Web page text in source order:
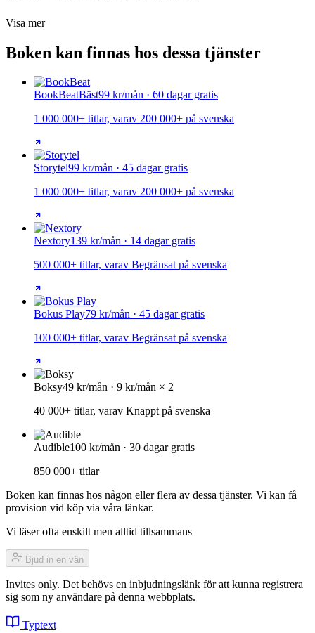
Visa mer
Boken kan finnas hos dessa tjänster
BookBeatBäst99 kr/mån · 60 dagar gratis
1 000 000+ titlar, varav 200 000+ på svenska
Storytel99 kr/mån · 45 dagar gratis
1 000 000+ titlar, varav 200 000+ på svenska
Nextory139 kr/mån · 14 dagar gratis
500 000+ titlar, varav Begränsat på svenska
Bokus Play79 kr/mån · 45 dagar gratis
100 000+ titlar, varav Begränsat på svenska
Boksy49 kr/mån · 9 kr/mån × 2
40 000+ titlar, varav Knappt på svenska
Audible100 kr/mån · 30 dagar gratis
850 000+ titlar
Boken kan finnas hos någon eller flera av dessa tjänster. Vi kan få
provision vid köp via våra länkar.
Vi läser ofta enskilt men alltid tillsammans
Bjud in en vän
Invites only. Det behövs en inbjudningslänk för att kunna registrera
sig som ny användare på denna webbplats.
Typtext